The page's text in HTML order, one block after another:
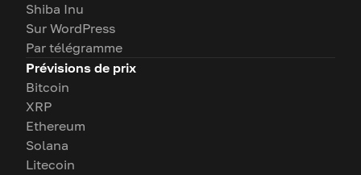
Shiba Inu
Sur WordPress
Par télégramme
Prévisions de prix
Bitcoin
XRP
Ethereum
Solana
Litecoin